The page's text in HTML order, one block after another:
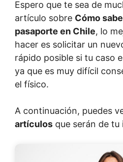
Espero que te sea de
artículo sobre Cómo
pasaporte en Chile, lo
hacer es solicitar un
rápido posible si tu caso
ya que es muy difícil
el físico.
A continuación, puedes
artículos que serán de tu